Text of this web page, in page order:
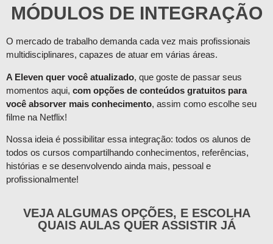
MÓDULOS DE INTEGRAÇÃO
O mercado de trabalho demanda cada vez mais profissionais
multidisciplinares, capazes de atuar em várias áreas.
A Eleven quer você atualizado, que goste de passar seus
momentos aqui, com opções de conteúdos gratuitos para
você absorver mais conhecimento, assim como escolhe seu
filme na Netflix!
Nossa ideia é possibilitar essa integração: todos os alunos de
todos os cursos compartilhando conhecimentos, referências,
histórias e se desenvolvendo ainda mais, pessoal e
profissionalmente!
VEJA ALGUMAS OPÇÕES, E ESCOLHA
QUAIS AULAS QUER ASSISTIR JÁ